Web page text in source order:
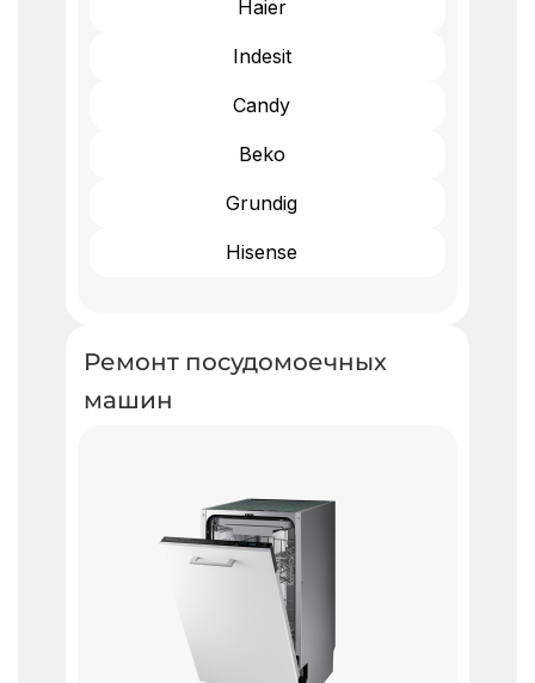
Haier
Indesit
Candy
Beko
Grundig
Hisense
Ремонт посудомоечных
машин ​